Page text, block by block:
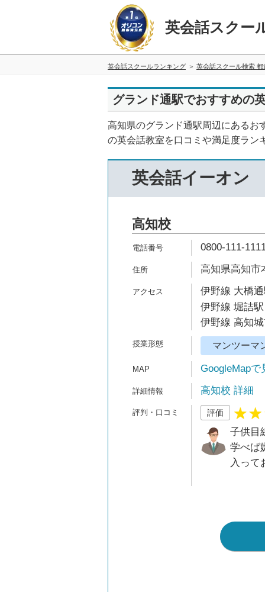
英会話スクー
英会話スクールランキング 英会話スクール検索 都
グランド通駅でおすすめの
高知県のグランド通駅周辺にあるお
の英会話教室を口コミや満足度ラン
英会話イーオン
高知校
0800-111-
高知県高知市
伊野線 大橋
伊野線 堀詰
伊野線 高知
マンツーマ
GoogleMapで
高知校 詳細
評価
子供目
学べば
入って